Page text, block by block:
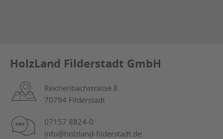
HolzLand Filderstadt GmbH
Reichenbachstrasse 8
70794 Filderstadt
07157 8824-0
info@holzland-filderstadt.de